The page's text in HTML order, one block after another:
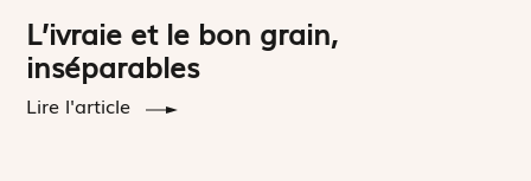
L’ivraie et le bon grain,
inséparables
Lire l'article